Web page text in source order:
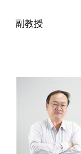
副教授